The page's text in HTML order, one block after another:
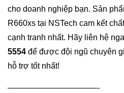
cho doanh nghiệp bạn. Sản
R660xs tại NSTech cam kết
cạnh tranh nhất. Hãy liên hệ
5554 để được đội ngũ chuyên
hỗ trợ tốt nhất!
———————————-